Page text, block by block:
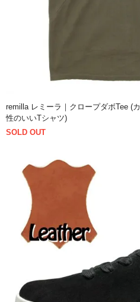
remilla レミーラ｜クロープダボTee (
性のいいTシャツ)
SOLD OUT